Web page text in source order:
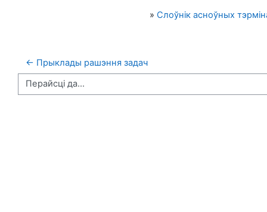
» Слоўнік асноўных
← Прыклады рашэння задач
Перайсці да...